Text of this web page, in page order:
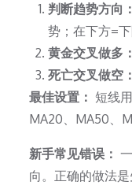
判断趋势方向：
势；在下方=
黄金交叉做多：
死亡交叉做空：
最佳设置： 短线
MA20、MA50、
新手常见错误：
向。正确的做法